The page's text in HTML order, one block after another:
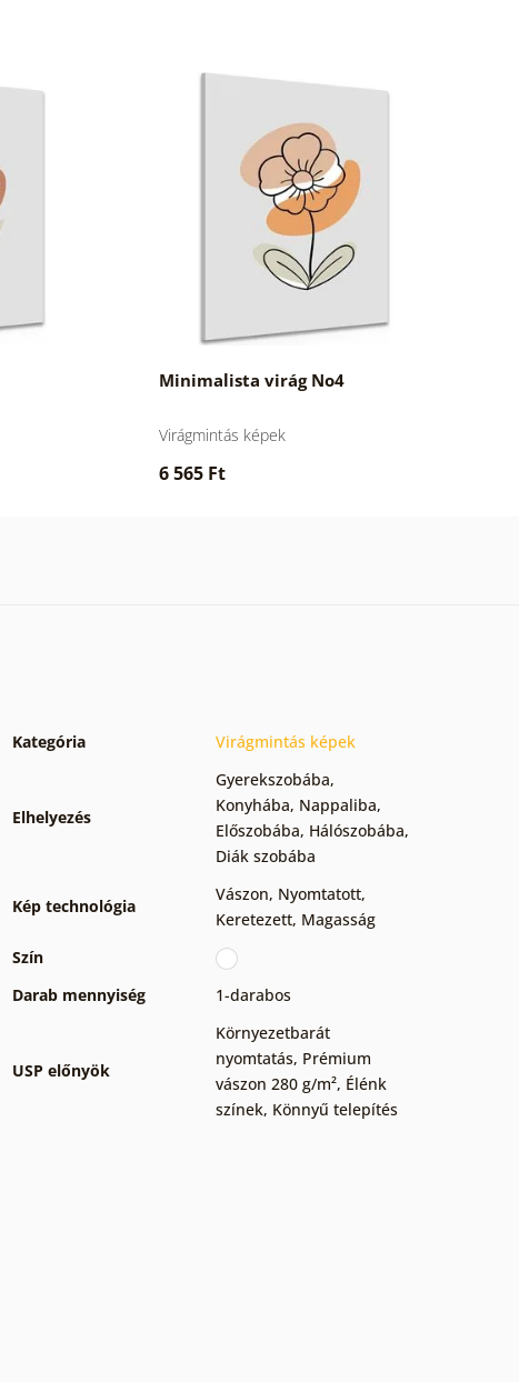
Minimalista virág No4
Virágmintás képek
6 565 Ft
Kategória Virágmintás képek
Elhelyezés
Gyerekszobába,
Konyhába, Nappaliba,
Előszobába, Hálószobába,
Diák szobába
Kép technológia
Vászon, Nyomtatott,
Keretezett, Magasság
Szín
Darab mennyiség
1-darabos
USP előnyök
Környezetbarát
nyomtatás, Prémium
vászon 280 g/m², Élénk
színek, Könnyű telepítés